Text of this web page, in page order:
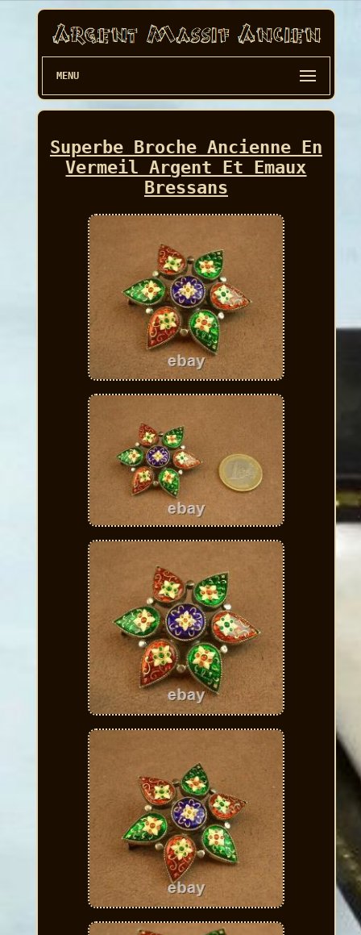
MENU
Superbe Broche Ancienne En
Vermeil Argent Et Emaux
Bressans